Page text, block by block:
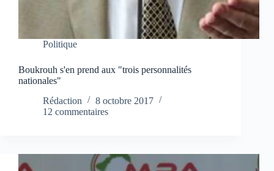
Politique
Boukrouh s'en prend aux "trois personnalités
nationales"
Rédaction
8 octobre 2017
12 commentaires